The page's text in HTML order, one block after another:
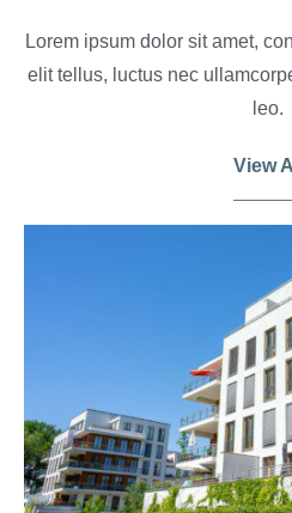
Lorem ipsum dolor sit amet,
elit tellus, luctus nec
leo.
View All